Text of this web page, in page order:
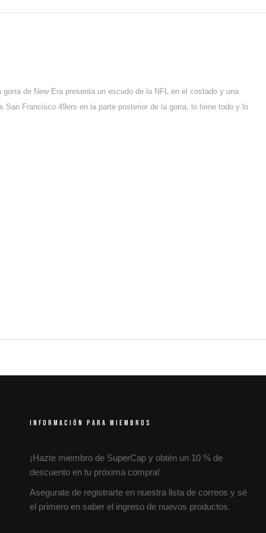
gorra de New Era presenta un escudo de la NFL en el costado y una
Francisco 49ers en la parte posterior de la gorra, lo tiene todo y lo
INFORMACIÓN PARA MIEMBROS
¡Hazte miembro de SuperCap y obtén un 10 % de
descuento en tu próxima compra!
Asegurate de registrarte en nuestra lista de correos y sé
el primero en saber el ingreso de nuevos productos.